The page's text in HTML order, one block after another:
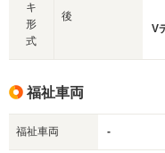
キ
形
式
後
V
福祉車両
福祉車両 -